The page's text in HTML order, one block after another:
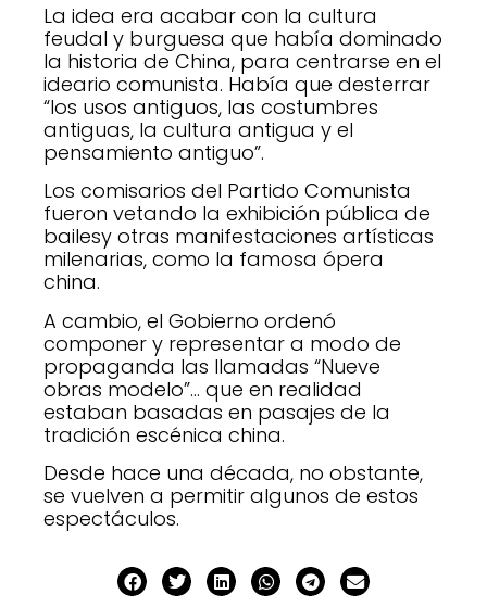
La idea era acabar con la cultura
feudal y burguesa que había dominado
la historia de China, para centrarse en el
ideario comunista. Había que desterrar
“los usos antiguos, las costumbres
antiguas, la cultura antigua y el
pensamiento antiguo”.
Los comisarios del Partido Comunista
fueron vetando la exhibición pública de
bailesy otras manifestaciones artísticas
milenarias, como la famosa ópera
china.
A cambio, el Gobierno ordenó
componer y representar a modo de
propaganda las llamadas “Nueve
obras modelo”… que en realidad
estaban basadas en pasajes de la
tradición escénica china.
Desde hace una década, no obstante,
se vuelven a permitir algunos de estos
espectáculos.